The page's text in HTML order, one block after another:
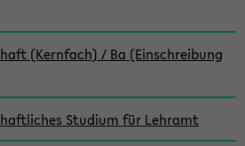
(Kernfach) / Ba (Einschreibung
Studium für Lehramt